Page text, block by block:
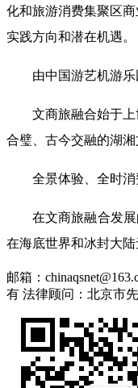
化和旅游消费集聚区
实践方向和潜在机遇。
由中国游艺机游
文商旅融合始于
合璧、古今交融的湖
全景体验、全时
在文商旅融合发
在海底世界和冰封大
邮箱：
有 法律顾问：北京市